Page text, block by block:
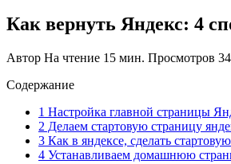
Как вернуть Яндекс: 4
Автор На чтение 15 мин. Просмотров
Содержание
1 Настройка главной страницы
2 Делаем стартовую страницу
3 Как в яндексе, сделать
4 Устанавливаем домашнюю